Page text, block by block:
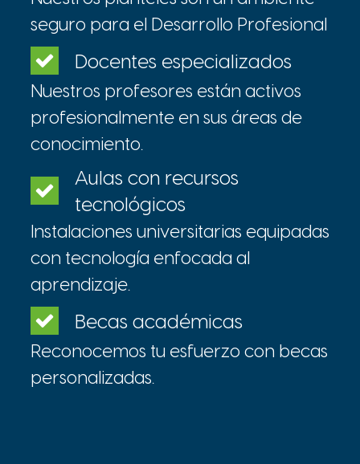
seguro para el Desarrollo Profesional
Docentes especializados
Nuestros profesores están activos
profesionalmente en sus áreas de
conocimiento.
Aulas con recursos
tecnológicos
Instalaciones universitarias equipadas
con tecnología enfocada al
aprendizaje.
Becas académicas
Reconocemos tu esfuerzo con becas
personalizadas.